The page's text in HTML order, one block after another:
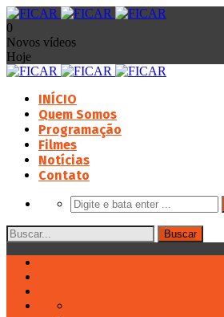
0
Novos vídeos
Hoje
INÍCIO
Quem Somos
Programação
Filmes
Notícias
Contato